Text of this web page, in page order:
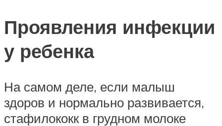
Проявления инфекции
у ребенка
На самом деле, если малыш
здоров и нормально развивается,
стафилококк в грудном молоке